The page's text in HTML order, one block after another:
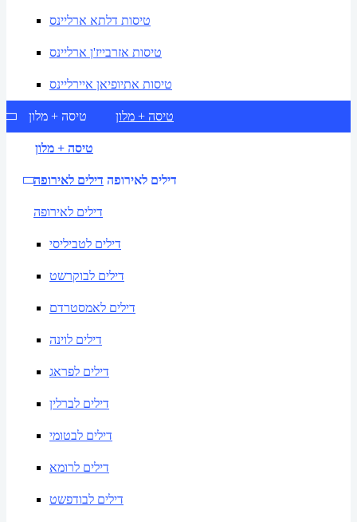
טיסות דלתא ארליינס
טיסות אזרבייז'ן ארליינס
טיסות אתיופיאן איירליינס
טיסה + מלון טיסה + מלון
טיסה + מלון
דילים לאירופה דילים לאירופה
דילים לאירופה
דילים לטביליסי
דילים לבוקרשט
דילים לאמסטרדם
דילים לוינה
דילים לפראג
דילים לברלין
דילים לבטומי
דילים לרומא
דילים לבודפשט